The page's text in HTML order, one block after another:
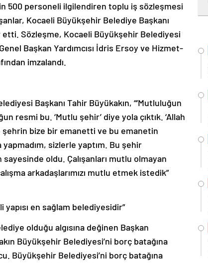
500 personeli ilgilendiren toplu iş sözleşmesi
Kocaeli Büyükşehir Belediye Başkanı
etti. Sözleşme, Kocaeli Büyükşehir Belediyesi
Başkan Yardımcısı İdris Ersoy ve Hizmet-
imzalandı.
Başkanı Tahir Büyükakın, “‘Mutluluğun
resmi bu. ‘Mutlu şehir’ diye yola çıktık. ‘Allah
şehrin bize bir emanetti ve bu emanetin
yapmadım, sizlerle yaptım. Bu şehir
oldu. Çalışanları mutlu olmayan
arkadaşlarımızı mutlu etmek istedik”
en sağlam belediyesidir”
olduğu algısına değinen Başkan
Büyükşehir Belediyesi’ni borç batağına
Büyükşehir Belediyesi’ni borç batağına